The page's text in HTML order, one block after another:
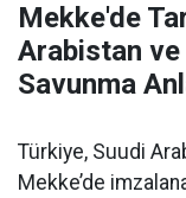
Mekke'de
Arabistan
Savunma
Türkiye, Suudi
Mekke’de